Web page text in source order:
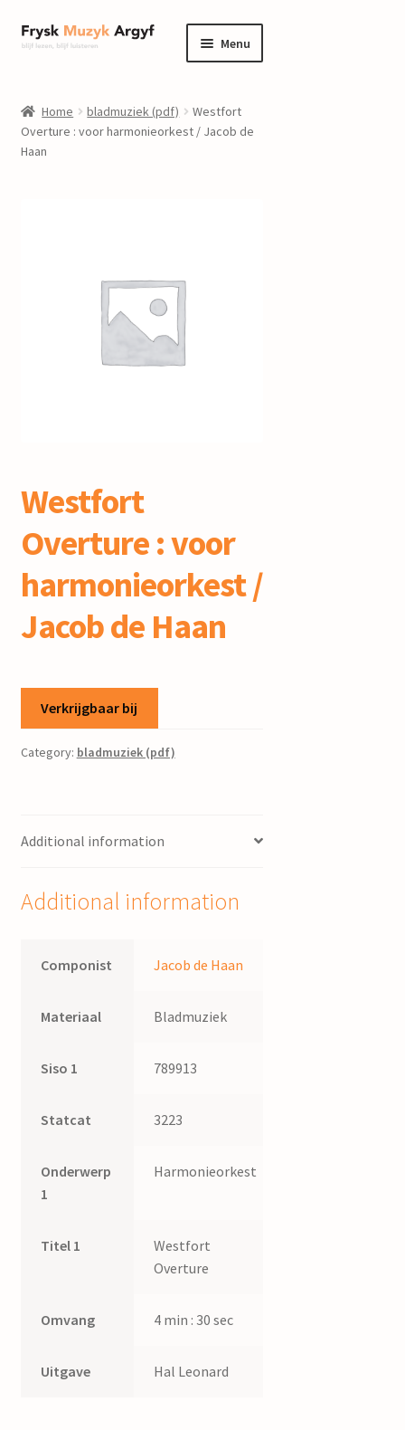
Ga
door
navigatie
Ga
naar
inhoud
Menu
informatie
Submenu
Home bladmuziek (pdf)
Westfort
Overture : voor harmonieorkest / Jacob de
Haan
Westfort
Overture : voor
harmonieorkest /
Jacob de Haan
Verkrijgbaar bij
Category: bladmuziek (pdf)
Additional information
Additional information
Componist Jacob de Haan
Materiaal Bladmuziek
Siso 1 789913
Statcat 3223
Onderwerp
1
Harmonieorkest
Titel 1
Westfort
Overture
Omvang 4 min : 30 sec
Uitgave Hal Leonard